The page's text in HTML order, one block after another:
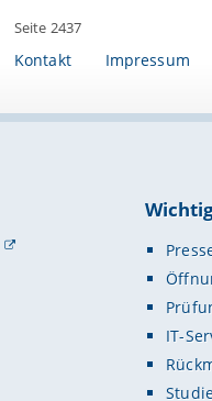
Seite 2437
Kontakt Impressum
IT-